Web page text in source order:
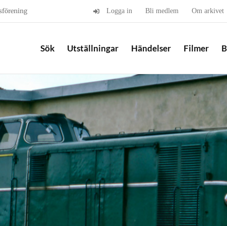
Logga in Bli medlem Om arkivet
Sök Utställningar Händelser Filmer